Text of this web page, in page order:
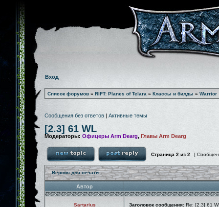
Вход
Список форумов » RIFT: Planes of Telara » Классы и билды » Warrior
Сообщения без ответов | Активные темы
[2.3] 61 WL
Модераторы: Офицеры Arm Dearg, Главы Arm Dearg
Страница 2 из 2 [
Версия для печати
Автор
Sartarius Заголовок сообщения: Re: [2.3] 61